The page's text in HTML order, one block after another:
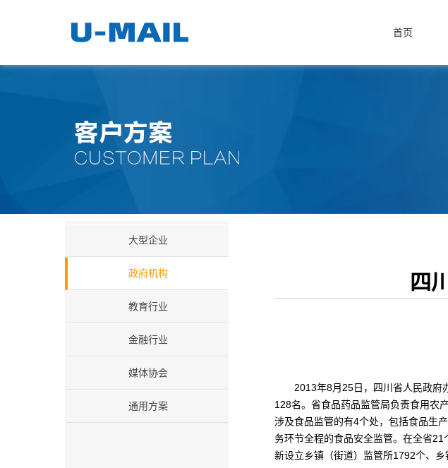
首页
大型企业
政府机构
教育行业
金融行业
媒体协会
通用方案
四
2013年8月25日，四川省人民政府
128名。省食品药品监管局负责食用农
涉及食品监管的有4个处，包括食品生
务环节全程的食品安全监管。在全省
新设立乡镇（街道）监管所1792个、乡